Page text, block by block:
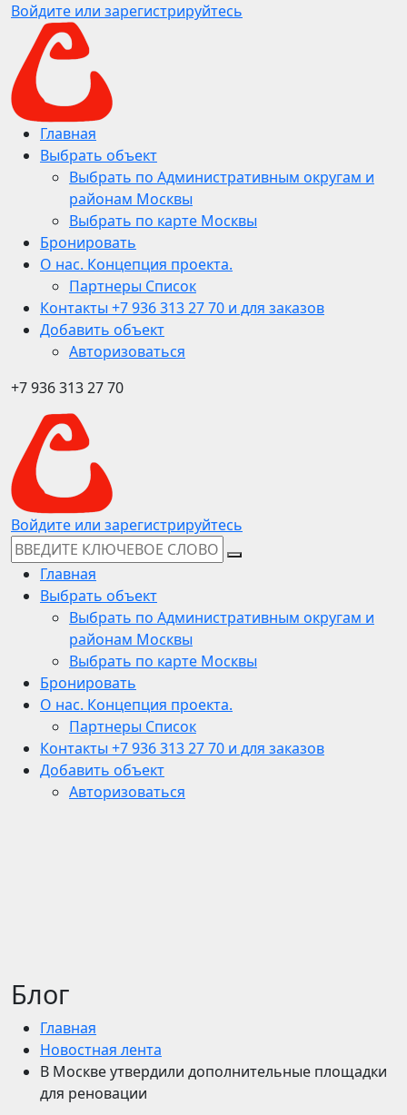
Войдите или зарегистрируйтесь
Главная
Выбрать объект
Выбрать по Административным округам и
районам Москвы
Выбрать по карте Москвы
Бронировать
О нас. Концепция проекта.
Партнеры Список
Контакты +7 936 313 27 70 и для заказов
Добавить объект
Авторизоваться
+7 936 313 27 70
Войдите или зарегистрируйтесь
Главная
Выбрать объект
Выбрать по Административным округам и
районам Москвы
Выбрать по карте Москвы
Бронировать
О нас. Концепция проекта.
Партнеры Список
Контакты +7 936 313 27 70 и для заказов
Добавить объект
Авторизоваться
Блог
Главная
Новостная лента
В Москве утвердили дополнительные площадки
для реновации